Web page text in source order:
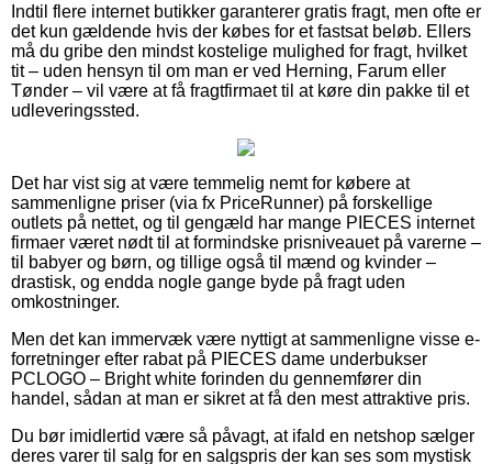
Indtil flere internet butikker garanterer gratis fragt, men ofte er
det kun gældende hvis der købes for et fastsat beløb. Ellers
må du gribe den mindst kostelige mulighed for fragt, hvilket
tit – uden hensyn til om man er ved Herning, Farum eller
Tønder – vil være at få fragtfirmaet til at køre din pakke til et
udleveringssted.
Det har vist sig at være temmelig nemt for købere at
sammenligne priser (via fx PriceRunner) på forskellige
outlets på nettet, og til gengæld har mange PIECES internet
firmaer været nødt til at formindske prisniveauet på varerne –
til babyer og børn, og tillige også til mænd og kvinder –
drastisk, og endda nogle gange byde på fragt uden
omkostninger.
Men det kan immervæk være nyttigt at sammenligne visse e-
forretninger efter rabat på PIECES dame underbukser
PCLOGO – Bright white forinden du gennemfører din
handel, sådan at man er sikret at få den mest attraktive pris.
Du bør imidlertid være så påvagt, at ifald en netshop sælger
deres varer til salg for en salgspris der kan ses som mystisk